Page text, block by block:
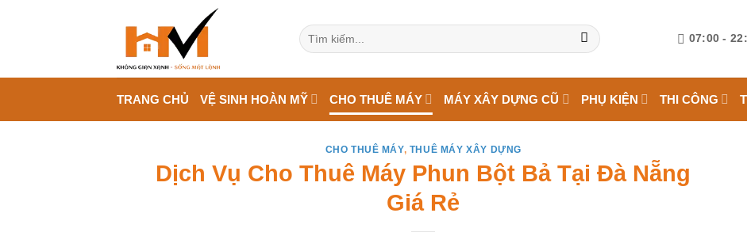
dung
Tìm
kiếm:
07:00 -
TRANG CHỦ VỆ SINH HOÀN MỸ CHO THUÊ MÁY MÁY XÂY DỰNG CŨ PHỤ KIỆN THI CÔNG
CHO THUÊ MÁY, THUÊ MÁY XÂY DỰNG
Dịch Vụ Cho Thuê Máy Phun Bột Bả Tại Đà Nẵng
Giá Rẻ